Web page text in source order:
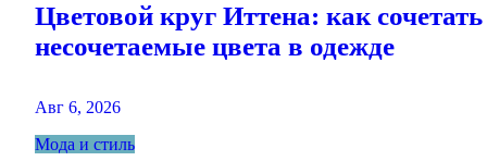
Цветовой круг Иттена: как сочетать
несочетаемые цвета в одежде
Авг 6, 2026
Мода и стиль